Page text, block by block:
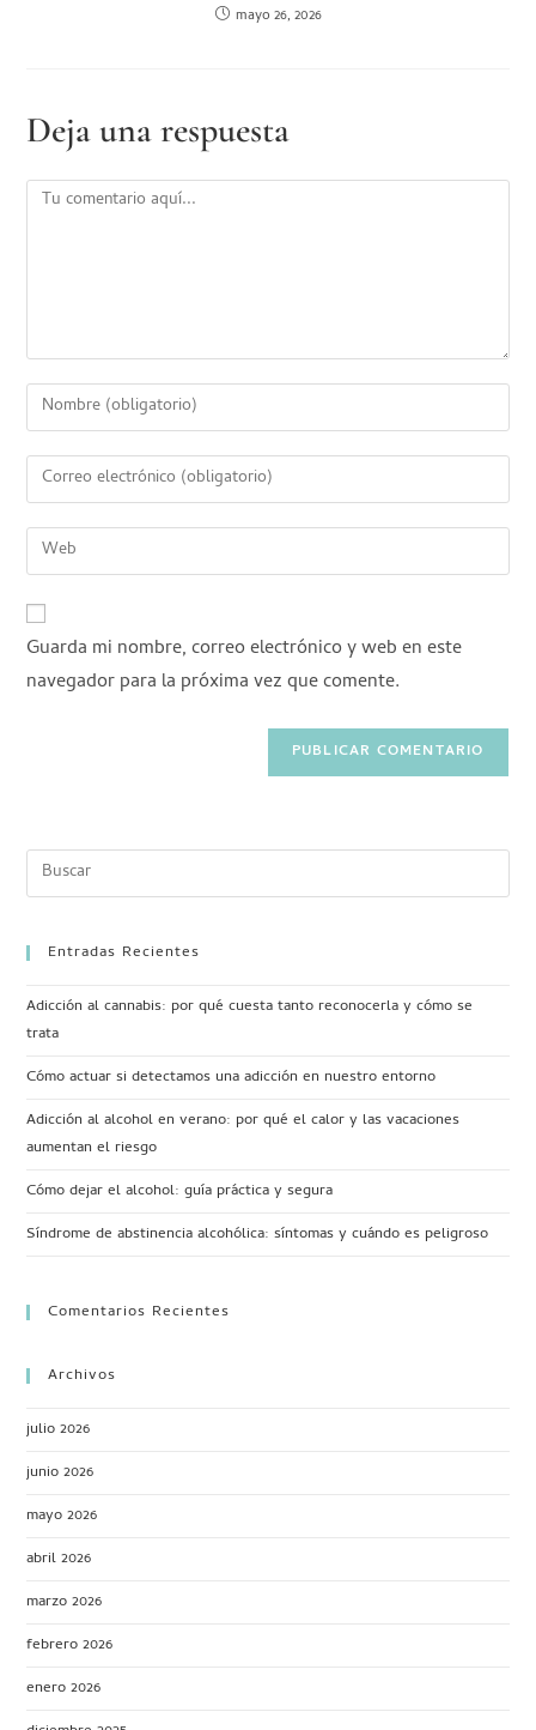
mayo 26, 2026
Deja una respuesta
Guarda mi nombre, correo electrónico y web en este
navegador para la próxima vez que comente.
Entradas Recientes
Adicción al cannabis: por qué cuesta tanto reconocerla y cómo se
trata
Cómo actuar si detectamos una adicción en nuestro entorno
Adicción al alcohol en verano: por qué el calor y las vacaciones
aumentan el riesgo
Cómo dejar el alcohol: guía práctica y segura
Síndrome de abstinencia alcohólica: síntomas y cuándo es peligroso
Comentarios Recientes
Archivos
julio 2026
junio 2026
mayo 2026
abril 2026
marzo 2026
febrero 2026
enero 2026